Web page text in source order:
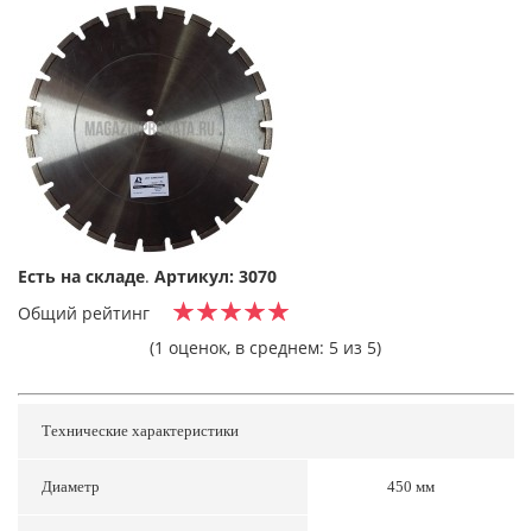
Есть на складе. Артикул: 3070
Общий рейтинг
(1 оценок, в среднем: 5 из 5)
Технические характеристики
Диаметр 450 мм